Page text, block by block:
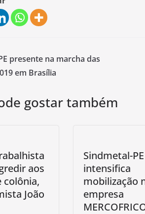
presente na marcha das
em Brasília
gostar também
aos
colônia,
João
Sindmetal-PE
intensifica
mobilização
empresa